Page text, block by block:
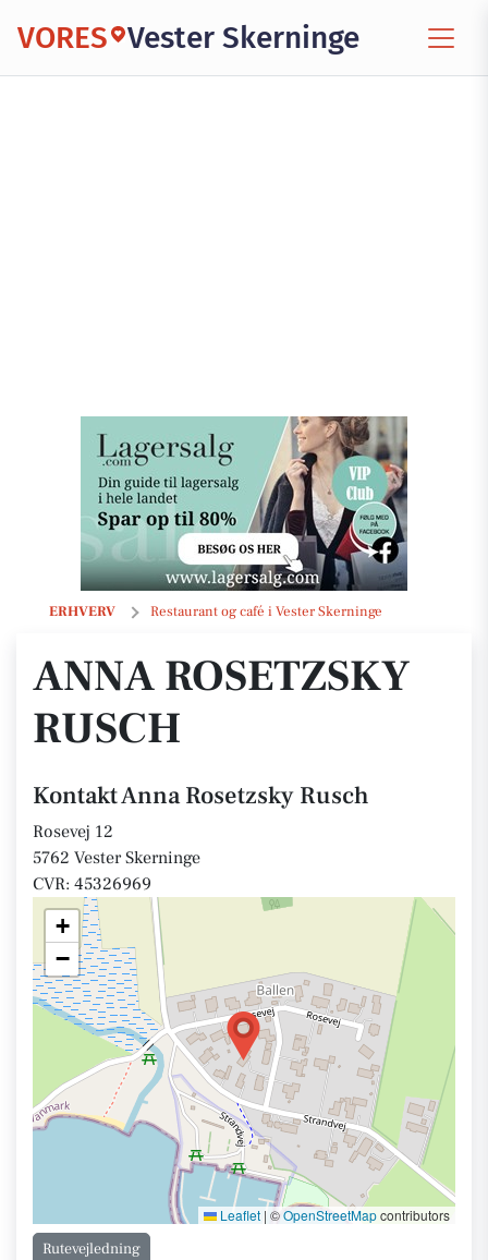
VORES Vester Skerninge
ERHVERV Restaurant og café i Vester Skerninge
Anna Rosetzsky Rusch
ANNA ROSETZSKY
RUSCH
Kontakt Anna Rosetzsky Rusch
Rosevej 12
5762 Vester Skerninge
CVR: 45326969
+
−
Leaflet | ©OpenStreetMapcontributors
Rutevejledning